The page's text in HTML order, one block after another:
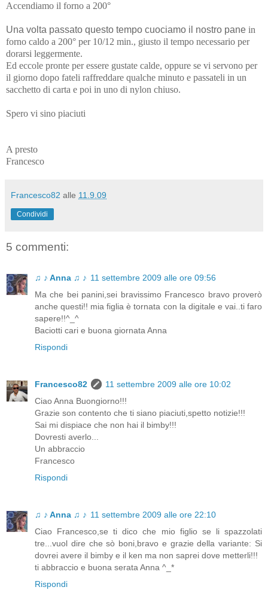
Accendiamo il forno a 200°
Una volta passato questo tempo cuociamo il nostro pane in
forno caldo a 200° per 10/12 min., giusto il tempo necessario per
dorarsi leggermente.
Ed eccole pronte per essere gustate calde, oppure se vi servono per
il giorno dopo fateli raffreddare qualche minuto e passateli in un
sacchetto di carta e poi in uno di nylon chiuso.
Spero vi sino piaciuti
A presto
Francesco
Francesco82 alle 11.9.09
Condividi
5 commenti:
♫ ♪ Anna ♫ ♪ 11 settembre 2009 alle ore 09:56
Ma che bei panini,sei bravissimo Francesco bravo proverò
anche questi!! mia figlia è tornata con la digitale e vai..ti faro
sapere!!^_^
Baciotti cari e buona giornata Anna
Rispondi
Francesco82
11 settembre 2009 alle ore 10:02
Ciao Anna Buongiorno!!!
Grazie son contento che ti siano piaciuti,spetto notizie!!!
Sai mi dispiace che non hai il bimby!!!
Dovresti averlo...
Un abbraccio
Francesco
Rispondi
♫ ♪ Anna ♫ ♪ 11 settembre 2009 alle ore 22:10
Ciao Francesco,se ti dico che mio figlio se li spazzolati
tre...vuol dire che sò boni,bravo e grazie della variante: Si
dovrei avere il bimby e il ken ma non saprei dove metterli!!!
ti abbraccio e buona serata Anna ^_*
Rispondi